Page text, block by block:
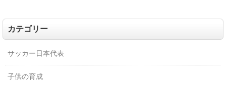
カテゴリー
サッカー日本代表
子供の育成